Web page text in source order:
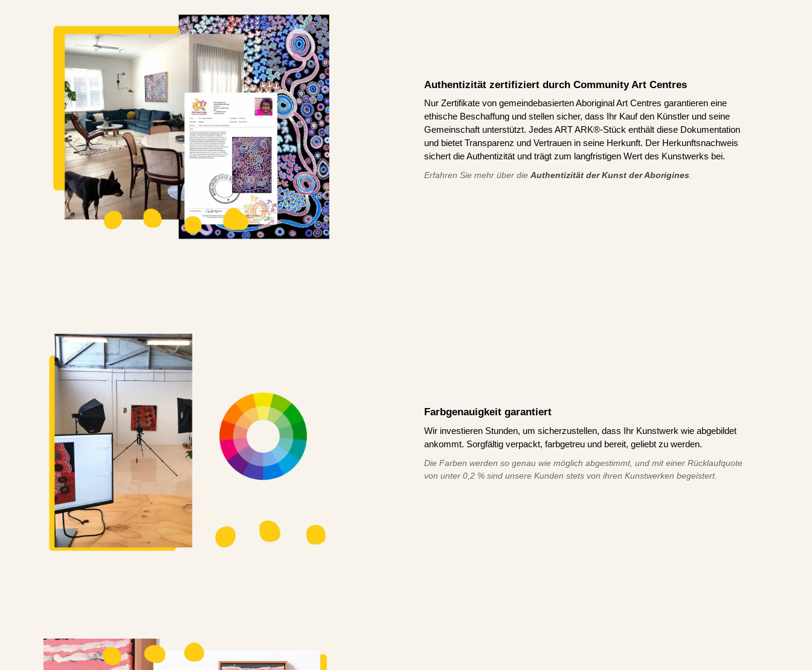
Authentizität zertifiziert durch Community Art Centres
Nur Zertifikate von gemeindebasierten Aboriginal Art Centres garantieren eine
ethische Beschaffung und stellen sicher, dass Ihr Kauf den Künstler und seine
Gemeinschaft unterstützt. Jedes ART ARK®-Stück enthält diese Dokumentation
und bietet Transparenz und Vertrauen in seine Herkunft. Der Herkunftsnachweis
sichert die Authentizität und trägt zum langfristigen Wert des Kunstwerks bei.
Erfahren Sie mehr über die Authentizität der Kunst der Aborigines.
Farbgenauigkeit garantiert
Wir investieren Stunden, um sicherzustellen, dass Ihr Kunstwerk wie abgebildet
ankommt. Sorgfältig verpackt, farbgetreu und bereit, geliebt zu werden.
Die Farben werden so genau wie möglich abgestimmt, und mit einer Rücklaufquote
von unter 0,2 % sind unsere Kunden stets von ihren Kunstwerken begeistert.